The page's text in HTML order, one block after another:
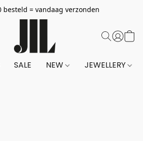
besteld = vandaag verzonden
SALE NEW JEWELLERY